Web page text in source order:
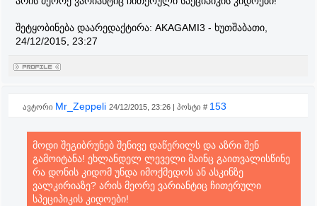
შეტყობინება დაარედაქტირა: AKAGAMI3 - ხუთშაბათი,
24/12/2015, 23:27
ავტორი Mr_Zeppeli 24/12/2015, 23:26 | პოსტი # 153
მოდი შეგიბრუნებ შენივე დაწერილს და აზრი შენ
გამოიტანა! ეხლანდელ ლეველი მაინც გაითვალისწინე
რა დონის კიდომ უნდა იმოქმედოს ან ასკინზე
ვალკირიაზე? არის მეორე ვარიანტიც ჩითერული
სპეციპიკის კიდოები!